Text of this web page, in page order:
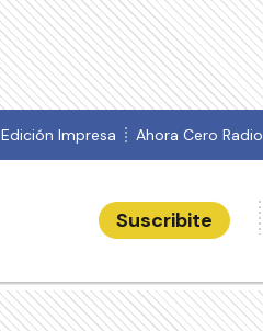
Edición Impresa Ahora Cero Radio
Suscribite